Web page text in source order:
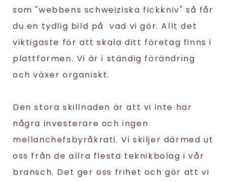
som "webbens schweiziska fickkniv" så får
du en tydlig bild på vad vi gör. Allt det
viktigaste för att skala ditt företag finns i
plattformen. Vi är i ständig förändring
och växer organiskt.
Den stora skillnaden är att vi inte har
några investerare och ingen
mellanchefsbyråkrati. Vi skiljer därmed ut
oss från de allra flesta teknikbolag i vår
bransch. Det ger oss frihet och gör att vi